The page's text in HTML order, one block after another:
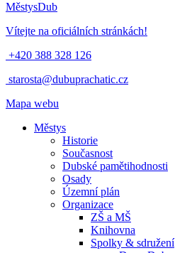
MěstysDub
Vítejte na oficiálních stránkách!
+420 388 328 126
starosta@dubuprachatic.cz
Mapa webu
Městys
Historie
Současnost
Dubské pamětihodnosti
Osady
Územní plán
Organizace
ZŠ a MŠ
Knihovna
Spolky & sdružení